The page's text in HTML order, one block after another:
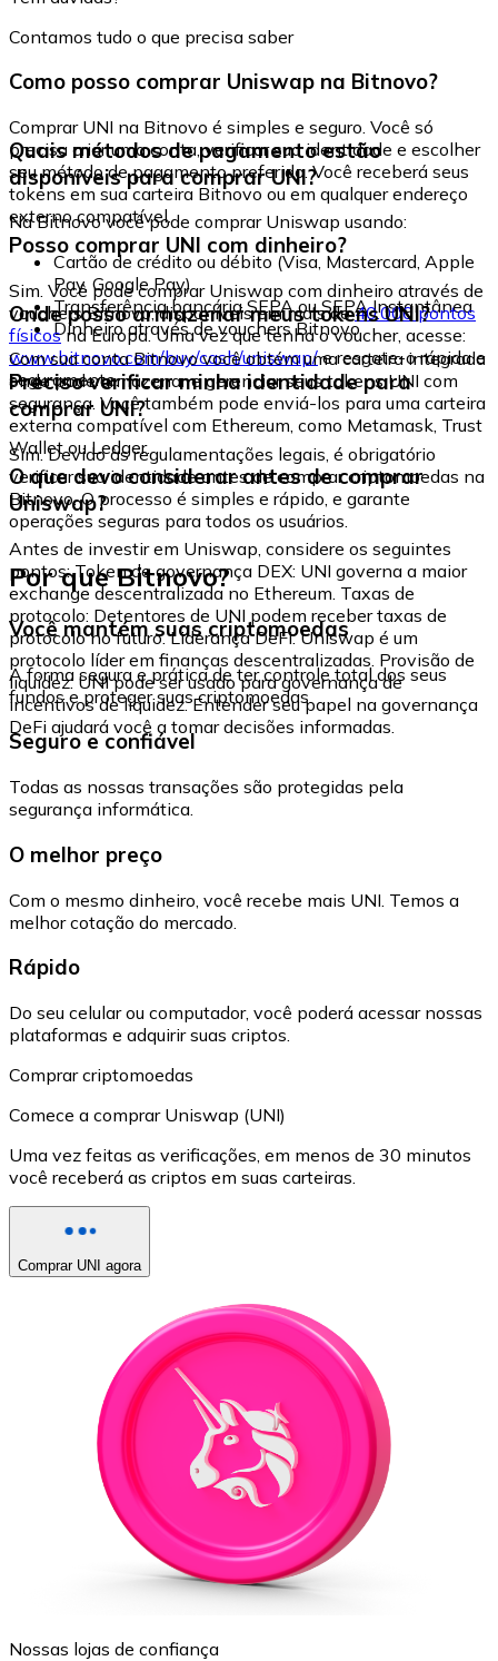
Contamos tudo o que precisa saber
Como posso comprar Uniswap na Bitnovo?
Comprar UNI na Bitnovo é simples e seguro. Você só
precisa criar uma conta, verificar sua identidade e escolher
seu método de pagamento preferido. Você receberá seus
tokens em sua carteira Bitnovo ou em qualquer endereço
externo compatível.
Quais métodos de pagamento estão
disponíveis para comprar UNI?
Na Bitnovo você pode comprar Uniswap usando:
Cartão de crédito ou débito (Visa, Mastercard, Apple
Pay, Google Pay)
Transferência bancária SEPA ou SEPA Instantânea
Dinheiro através de vouchers Bitnovo
Posso comprar UNI com dinheiro?
Sim. Você pode comprar Uniswap com dinheiro através de
vouchers Bitnovo, disponíveis em mais de40.000 pontos
físicosna Europa. Uma vez que tenha o voucher, acesse:
www.bitnovo.com/buy/cash/uniswap/e resgate-o rápida e
seguramente.
Onde posso armazenar meus tokens UNI?
Com sua conta Bitnovo você obtém uma carteira integrada
onde pode armazenar e gerenciar seus tokens UNI com
segurança. Você também pode enviá-los para uma carteira
externa compatível com Ethereum, como Metamask, Trust
Wallet ou Ledger.
Preciso verificar minha identidade para
comprar UNI?
Sim. Devido às regulamentações legais, é obrigatório
verificar sua identidade antes de comprar criptomoedas na
Bitnovo. O processo é simples e rápido, e garante
operações seguras para todos os usuários.
O que devo considerar antes de comprar
Uniswap?
Antes de investir em Uniswap, considere os seguintes
pontos: Token de governança DEX: UNI governa a maior
exchange descentralizada no Ethereum. Taxas de
protocolo: Detentores de UNI podem receber taxas de
protocolo no futuro. Liderança DeFi: Uniswap é um
protocolo líder em finanças descentralizadas. Provisão de
liquidez: UNI pode ser usado para governança de
incentivos de liquidez. Entender seu papel na governança
DeFi ajudará você a tomar decisões informadas.
Por que Bitnovo?
Você mantém suas criptomoedas
A forma segura e prática de ter controle total dos seus
fundos e proteger suas criptomoedas.
Seguro e confiável
Todas as nossas transações são protegidas pela
segurança informática.
O melhor preço
Com o mesmo dinheiro, você recebe mais UNI. Temos a
melhor cotação do mercado.
Rápido
Do seu celular ou computador, você poderá acessar nossas
plataformas e adquirir suas criptos.
Comprar criptomoedas
Comece a comprar Uniswap (UNI)
Uma vez feitas as verificações, em menos de 30 minutos
você receberá as criptos em suas carteiras.
Comprar UNI agora
Nossas lojas de confiança